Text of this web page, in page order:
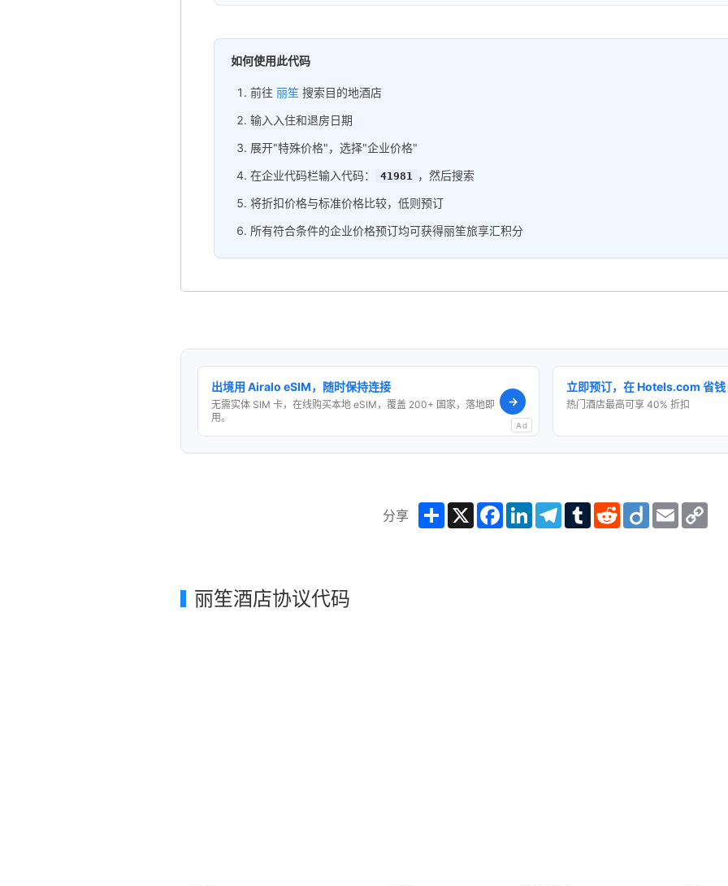
如何使用此代码
前往 丽笙 搜索目的地酒店
输入入住和退房日期
展开"特殊价格"，选择"企业价格"
在企业代码栏输入代码：
41981 ，然后搜索
将折扣价格与标准价格比较，低则预订
所有符合条件的企业价格预订均可获得丽笙旅享汇积分
出境用 Airalo eSIM，随时保持连接
无需实体 SIM 卡，在线购买本地 eSIM，覆盖 200+ 国家，落地即
用。
→
Ad
立即预订，在 Hotels.com 省钱
热门酒店最高可享 40% 折扣
分享 ShareX Facebook
LinkedInTelegram
TumblrRedditDiigo Email
丽笙酒店协议代码